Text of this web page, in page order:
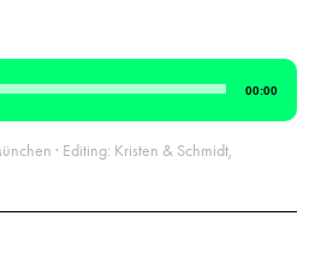
00:00
· Editing: Kristen & Schmidt,